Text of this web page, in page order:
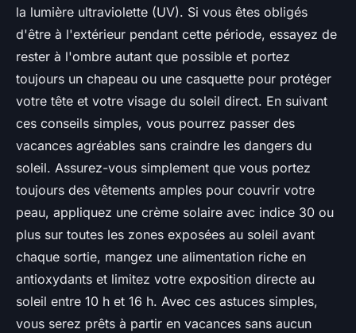
la lumière ultraviolette (UV). Si vous êtes obligés
d'être à l'extérieur pendant cette période, essayez de
rester à l'ombre autant que possible et portez
toujours un chapeau ou une casquette pour protéger
votre tête et votre visage du soleil direct. En suivant
ces conseils simples, vous pourrez passer des
vacances agréables sans craindre les dangers du
soleil. Assurez-vous simplement que vous portez
toujours des vêtements amples pour couvrir votre
peau, appliquez une crème solaire avec indice 30 ou
plus sur toutes les zones exposées au soleil avant
chaque sortie, mangez une alimentation riche en
antioxydants et limitez votre exposition directe au
soleil entre 10 h et 16 h. Avec ces astuces simples,
vous serez prêts à partir en vacances sans aucun